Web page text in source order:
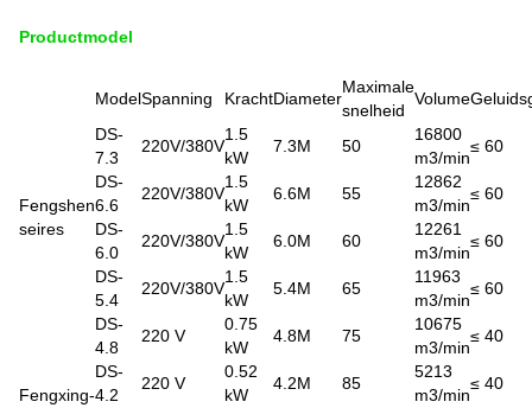
Productmodel
ModelSpanning KrachtDiameter
Maximale
snelheid
Volume
Fengshen
seires
DS-
7.3
220V/380V
1.5
kW
7.3M 50
16800
m3/min
≤ 60
DS-
6.6
220V/380V
1.5
kW
6.6M 55
12862
m3/min
≤ 60
DS-
6.0
220V/380V
1.5
kW
6.0M 60
12261
m3/min
≤ 60
DS-
5.4
220V/380V
1.5
kW
5.4M 65
11963
m3/min
≤ 60
Fengxing-
DS-
4.8
220 V
0.75
kW
4.8M 75
10675
m3/min
≤ 40
DS-
4.2
220 V
0.52
kW
4.2M 85
5213
m3/min
≤ 40